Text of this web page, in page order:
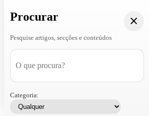
Procurar
Pesquise artigos, secções e conteúdos
Categoria: